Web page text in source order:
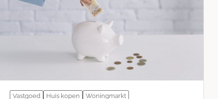
Vastgoed Huis kopen Woningmarkt